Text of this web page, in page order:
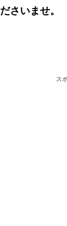
さいませ。
ス